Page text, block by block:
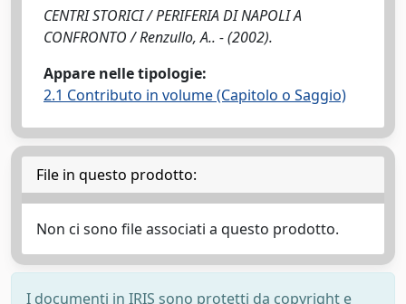
CENTRI STORICI / PERIFERIA DI NAPOLI A
CONFRONTO / Renzullo, A.. - (2002).
Appare nelle tipologie:
2.1 Contributo in volume (Capitolo o Saggio)
File in questo prodotto:
Non ci sono file associati a questo prodotto.
I documenti in IRIS sono protetti da copyright e